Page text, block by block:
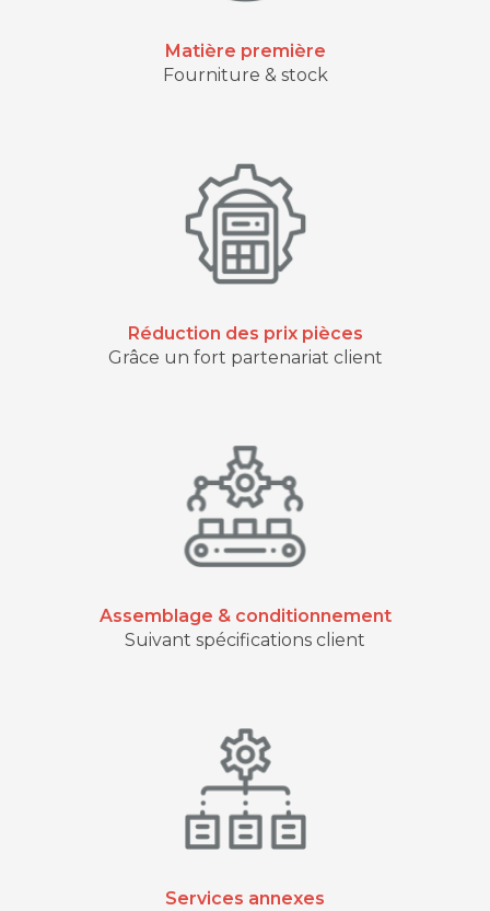
Matière première
Fourniture & stock
Réduction des prix pièces
Grâce un fort partenariat client
Assemblage & conditionnement
Suivant spécifications client
Services annexes